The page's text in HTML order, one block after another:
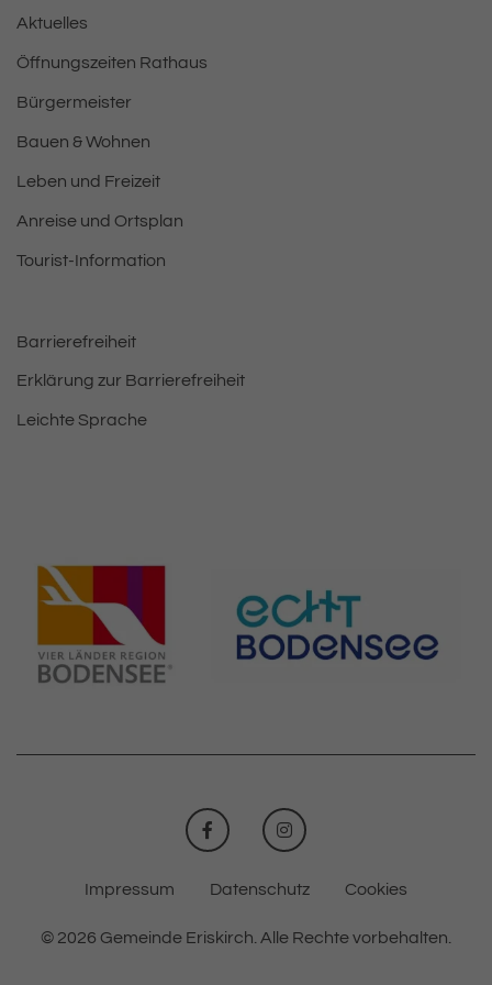
Aktuelles
Öffnungszeiten Rathaus
Bürgermeister
Bauen & Wohnen
Leben und Freizeit
Anreise und Ortsplan
Tourist-Information
Barrierefreiheit
Erklärung zur Barrierefreiheit
Leichte Sprache
FACEBOOKINSTAGRAM
Impressum Datenschutz Cookies
© 2026 Gemeinde Eriskirch. Alle Rechte vorbehalten.